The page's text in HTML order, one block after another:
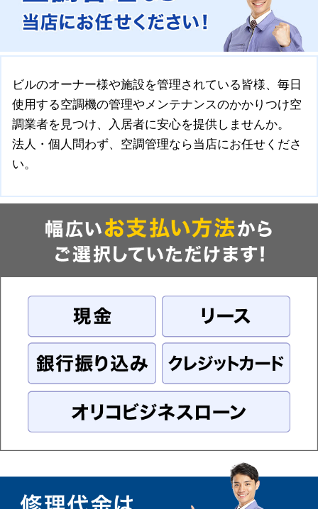
ビルのオーナー様や施設を管理されている皆様、毎日
使用する空調機の管理やメンテナンスのかかりつけ空
調業者を見つけ、入居者に安心を提供しませんか。
法人・個人問わず、空調管理なら当店にお任せくださ
い。